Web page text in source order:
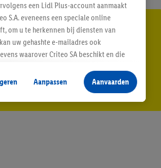
de hoogte
op de newsletter
een Lidl Plus-account aanmaakt
S.A. eveneens een speciale online
om u te herkennen bij diensten van
uw gehashte e-mailadres ook
waarover Criteo SA beschikt en die
advertenties voor producten waarin
winkelmandje toe te voegen, maar het
weergegeven als er met behulp
Aanpassen Aanvaarden